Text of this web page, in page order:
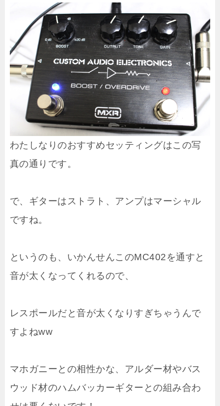
わたしなりのおすすめセッティングはこの写
真の通りです。
で、ギターはストラト、アンプはマーシャル
ですね。
というのも、いかんせんこのMC402を通すと
音が太くなってくれるので、
レスポールだと音が太くなりすぎちゃうんで
すよねww
マホガニーとの相性かな、アルダー材やバス
ウッド材のハムバッカーギターとの組み合わ